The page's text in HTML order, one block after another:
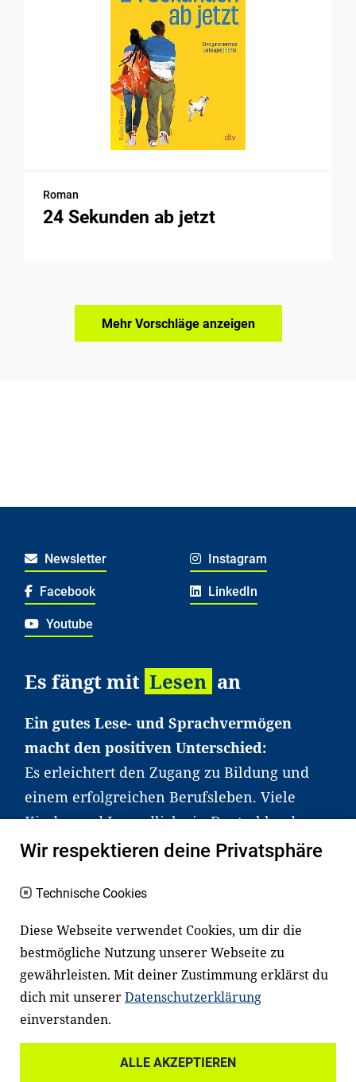
Roman
24 Sekunden ab jetzt
Mehr Vorschläge anzeigen
Newsletter Instagram
Facebook LinkedIn
Youtube
Es fängt mit Lesen an
Ein gutes Lese- und Sprachvermögen
macht den positiven Unterschied:
Es erleichtert den Zugang zu Bildung und
einem erfolgreichen Berufsleben. Viele
Kinder und Jugendliche in Deutschland
haben aber große Schwierigkeiten dabei.
an Familien sowie an Erzieher*innen,
Lehrer*innen und andere
Fachexpert*innen. Dafür arbeiten wir eng
mit Ministerien, wissenschaftlichen
Einrichtungen, Verbänden, Unternehmen
und anderen Stiftungen zusammen.
Wir respektieren deine Privatsphäre
Technische Cookies
Diese Webseite verwendet Cookies, um dir die
bestmögliche Nutzung unserer Webseite zu
gewährleisten. Mit deiner Zustimmung erklärst du
dich mit unsererDatenschutzerklärung
einverstanden.
ALLE AKZEPTIEREN